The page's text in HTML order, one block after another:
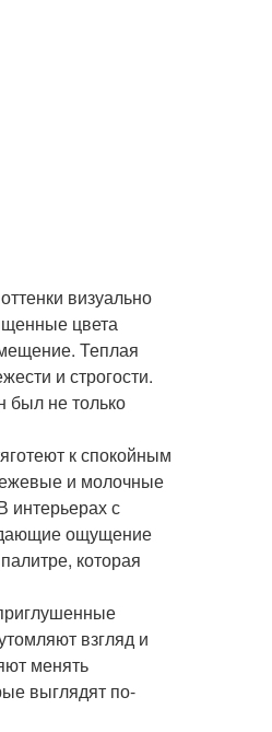
визуально
цвета
Теплая
и строгости.
был не только
к спокойным
и молочные
интерьерах с
ощущение
которая
взгляд и
менять
выглядят по-